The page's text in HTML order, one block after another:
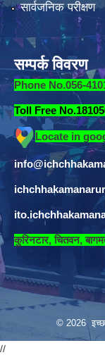
सार्वजनिक परीक्षण
सम्पर्क विवरण
Phone No.056-
Toll Free
Locate in
कुरिनटार, चितवन,
© 2026
//